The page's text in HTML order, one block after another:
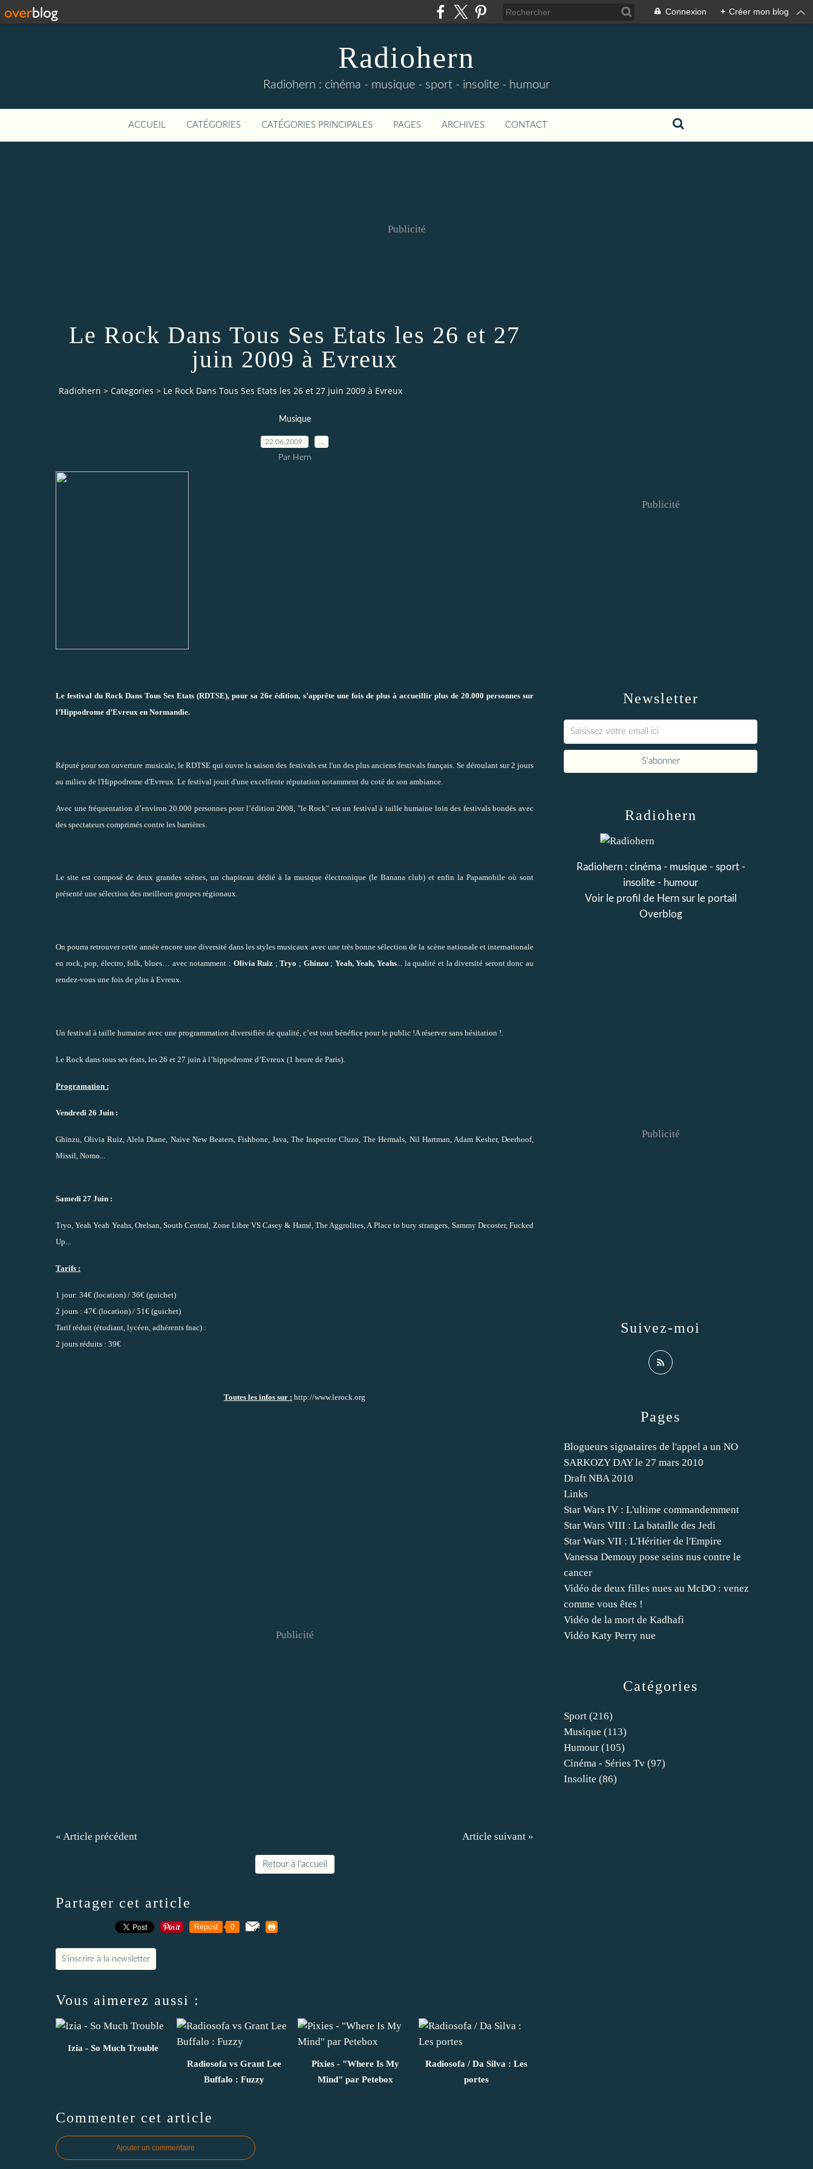
Connexion + Créer mon blog
Radiohern
Radiohern : cinéma - musique - sport - insolite - humour
ACCUEIL CATÉGORIES CATÉGORIES PRINCIPALES PAGES ARCHIVES CONTACT
Publicité
Le Rock Dans Tous Ses Etats les 26 et 27
juin 2009 à Evreux
Radiohern > Categories > Le Rock Dans Tous Ses Etats les 26 et 27 juin 2009 à Evreux
Musique
22.06.2009
Par Hern
Le festival du Rock Dans Tous Ses Etats (RDTSE), pour sa 26e édition, s’apprête une fois de plus à accueillir plus de 20.000 personnes sur
l’Hippodrome d’Evreux en Normandie.
Réputé pour son ouverture musicale, le RDTSE qui ouvre la saison des festivals est l'un des plus anciens festivals français. Se déroulant sur 2 jours
au milieu de l'Hippodrome d'Evreux. Le festival jouit d'une excellente réputation notamment du coté de son ambiance.
Avec une fréquentation d’environ 20.000 personnes pour l’édition 2008, "le Rock" est un festival à taille humaine loin des festivals bondés avec
des spectateurs comprimés contre les barrières.
Le site est composé de deux grandes scènes, un chapiteau dédié à la musique électronique (le Banana club) et enfin la Papamobile où sont
présenté une sélection des meilleurs groupes régionaux.
On pourra retrouver cette année encore une diversité dans les styles musicaux avec une très bonne sélection de la scène nationale et internationale
en rock, pop, électro, folk, blues… avec notamment : Olivia Ruiz ;Tryo ; Ghinzu; Yeah, Yeah, Yeahs
la qualité et la diversité seront donc au
rendez-vous une fois de plus à Evreux.
Un festival à taille humaine avec une programmation diversifiée de qualité, c’est tout bénéfice pour le public !A réserver sans hésitation !.
Le Rock dans tous ses états, les 26 et 27 juin à l’hippodrome d’Evreux (1 heure de Paris).
Programation :
Vendredi 26 Juin :
Ghinzu, Olivia Ruiz, Alela Diane, Naive New Beaters, Fishbone, Java, The Inspector Cluzo, The Hermals, Nil Hartman, Adam Kesher, Deerhoof,
Missil, Nomo...
Samedi 27 Juin :
Tryo, Yeah Yeah Yeahs, Orelsan, South Central, Zone Libre VS Casey & Hamé, The Aggrolites, A Place to bury strangers, Sammy Decoster, Fucked
Up...
Tarifs :
1 jour: 34€ (location) / 36€ (guichet)
2 jours : 47€ (location) / 51€ (guichet)
Tarif réduit (étudiant, lycéen, adhérents fnac) :
2 jours réduits : 39€
Toutes les infos sur : http://www.lerock.org
Publicité
« Article précédent Article suivant »
Retour à l'accueil
Partager cet article
Repost 0
S'inscrire à la newsletter
Vous aimerez aussi :
Izia - So Much Trouble
Radiosofa vs Grant Lee
Buffalo : Fuzzy
Pixies - "Where Is My
Mind" par Petebox
Radiosofa / Da Silva : Les
portes
Commenter cet article
Ajouter un commentaire
Newsletter
Publicité
Catégories
Sport (216)
Musique (113)
Humour (105)
Cinéma - Séries Tv (97)
Insolite (86)
Pages
Blogueurs signataires de l'appel a un NO
SARKOZY DAY le 27 mars 2010
Draft NBA 2010
Links
Star Wars IV : L'ultime commandemment
Star Wars VIII : La bataille des Jedi
Star Wars VII : L'Héritier de l'Empire
Vanessa Demouy pose seins nus contre le
cancer
Vidéo de deux filles nues au McDO : venez
comme vous êtes !
Vidéo de la mort de Kadhafi
Vidéo Katy Perry nue
Radiohern
Radiohern : cinéma - musique - sport -
insolite - humour
Voir le profil de Hernsur le portail
Overblog
Suivez-moi
Publicité